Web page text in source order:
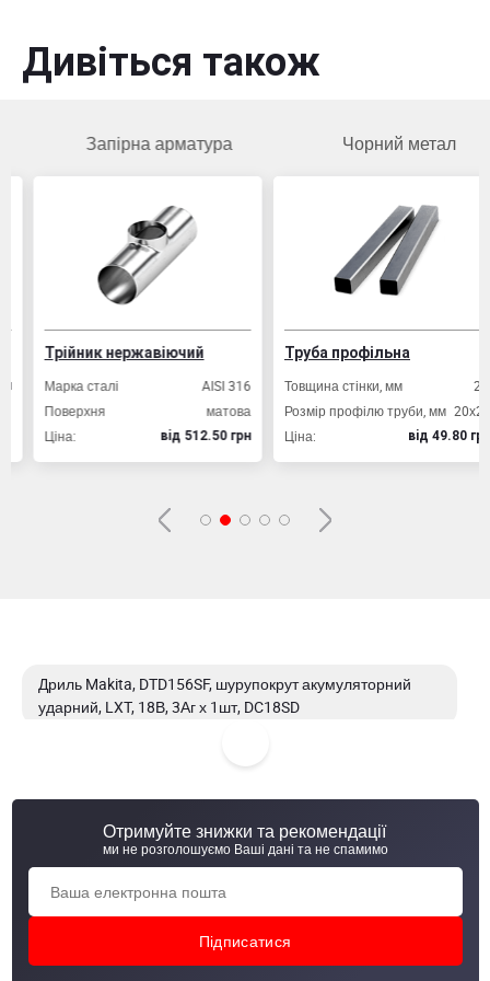
Дивіться також
Запірна арматура
Трійник нержавіючий
Марка сталі
AISI 316
Поверхня
матова
Ціна:
вiд 512.50 грн
Чорний метал
Труба профільна
Товщина стінки, мм
Розмір профілю труби, мм
20х20
Ціна:
вiд 49.80 грн
Дриль Makita, DTD156SF, шурупокрут акумуляторний
ударний, LXT, 18В, 3Аг х 1шт, DC18SD
Дриль Makita, DTD157Z, шурупокрут акумуляторний
ударний, LXT, 18В
Дриль Makita, M8100KX2, з ударом, 710Вт, 13мм
Отримуйте знижки та рекомендації
ми не розголошуємо Ваші дані та не спамимо